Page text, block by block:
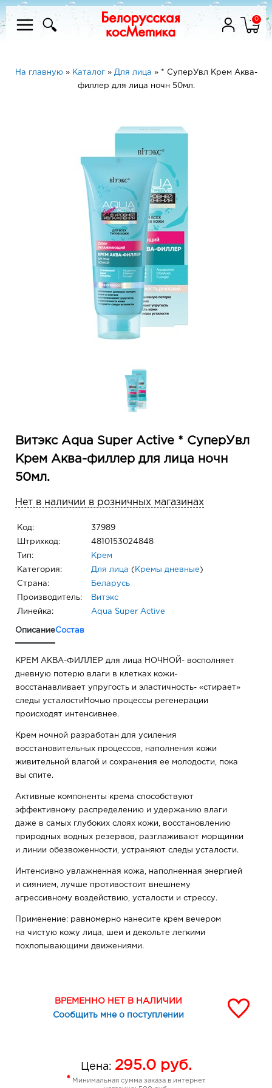
0
На главную» Каталог» Для лица » * СуперУвл Kрем Аква-
филлер для лица ночн 50мл.
Витэкс Aqua Super Active * СуперУвл
Kрем Аква-филлер для лица ночн
50мл.
Нет в наличии в розничных магазинах
Код: 37989
Штрихкод: 4810153024848
Тип: Крем
Категория: Для лица ( Кремы дневные )
Страна: Беларусь
Производитель: Витэкс
Линейка: Aqua Super Active
ОписаниеСостав
КРЕМ АКВА-ФИЛЛЕР для лица НОЧНОЙ- восполняет
дневную потерю влаги в клетках кожи-
восстанавливает упругость и эластичность- «стирает»
следы усталостиНочью процессы регенерации
происходят интенсивнее.
Крем ночной разработан для усиления
восстановительных процессов, наполнения кожи
живительной влагой и сохранения ее молодости, пока
вы спите.
Активные компоненты крема способствуют
эффективному распределению и удержанию влаги
даже в самых глубоких слоях кожи, восстановлению
природных водных резервов, разглаживают морщинки
и линии обезвоженности, устраняют следы усталости.
Интенсивно увлажненная кожа, наполненная энергией
и сиянием, лучше противостоит внешнему
агрессивному воздействию, усталости и стрессу.
Применение: равномерно нанесите крем вечером
на чистую кожу лица, шеи и декольте легкими
похлопывающими движениями.
биосахарида-1, феноксиэтанол, этилгексилглицерин,
сквалан, масло Cocos Nucifera (кокосовое), глицерин,
ВРЕМЕННО НЕТ В НАЛИЧИИ
Сообщить мне о поступлении
Цена: 295.0руб.
* Минимальная сумма заказа в интернет